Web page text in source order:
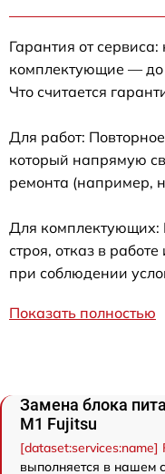
Гарантия от
комплектующие — до
Что считается
Для работ:
который напрямую
ремонта (например,
Для
строя, отказ в
при соблюдении
Показать полностью
Замена блока
M1 Fujitsu
[dataset:services:name]
выполняется в нашем